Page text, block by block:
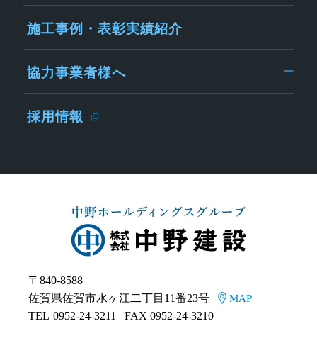
施工事例・表彰実績紹介
協力事業者様へ
採用情報
〒840-8588
佐賀県佐賀市水ヶ江二丁目11番23号
MAP
TEL 0952-24-3211 FAX 0952-24-3210